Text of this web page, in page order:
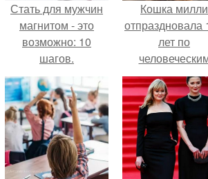
Стать для мужчин
магнитом - это
возможно: 10
шагов.
Кошка милли
отпраздновала
лет по
Меркам и
претендует
звание
старой в